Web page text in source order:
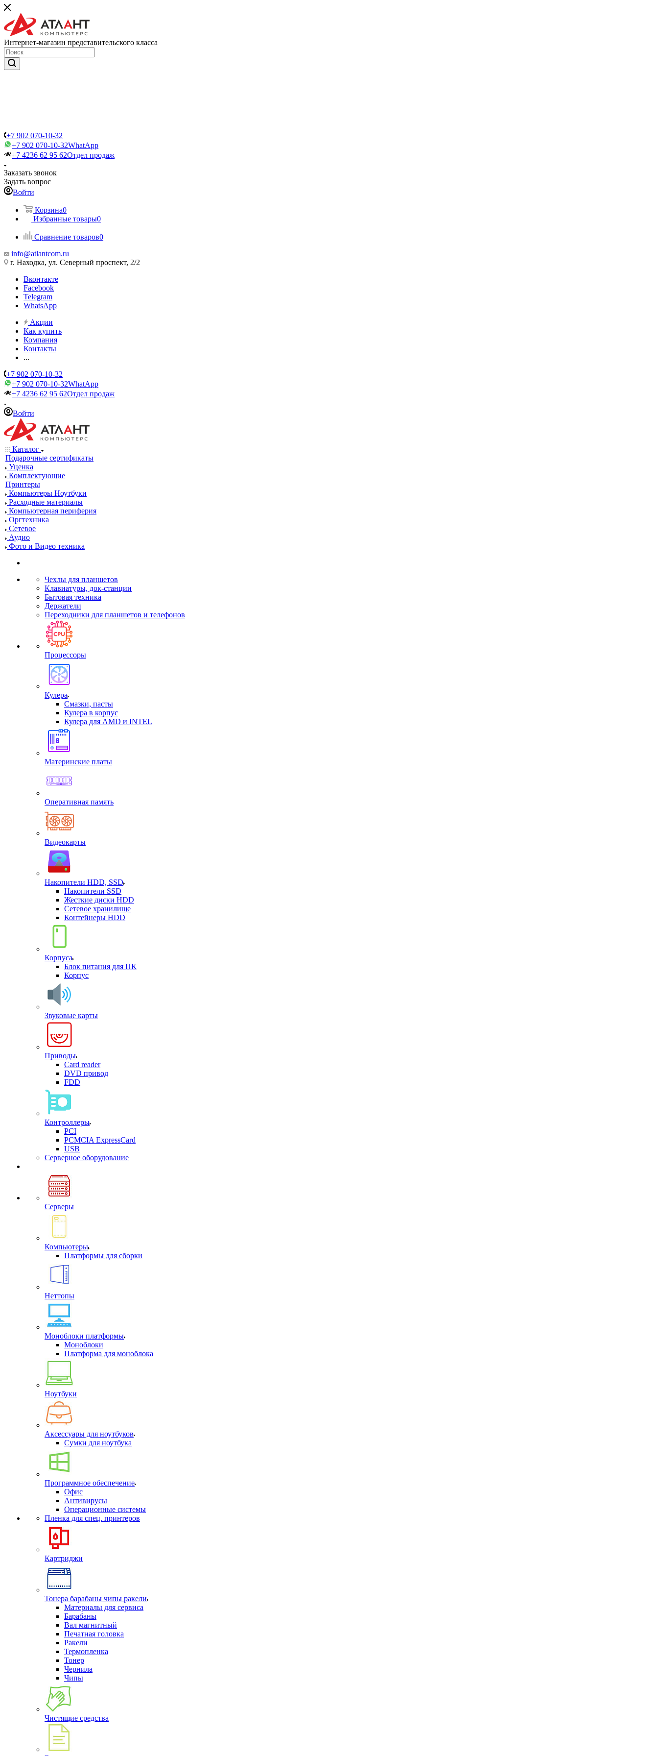
Интернет-магазин представительского класса
+7 902 070-10-32
+7 902 070-10-32WhatApp
+7 4236 62 95 62Отдел продаж
Заказать звонок
Задать вопрос
Войти
Корзина0
Избранные товары0
Сравнение товаров0
info@atlantcom.ru
г. Находка, ул. Северный проспект, 2/2
Вконтакте
Facebook
Telegram
WhatsApp
Акции
Как купить
Компания
Контакты
...
+7 902 070-10-32
+7 902 070-10-32WhatApp
+7 4236 62 95 62Отдел продаж
Войти
Каталог
Подарочные сертификаты
Уценка
Комплектующие
Принтеры
Компьютеры Ноутбуки
Расходные материалы
Компьютерная периферия
Оргтехника
Сетевое
Аудио
Фото и Видео техника
Чехлы для планшетов
Клавиатуры, док-станции
Бытовая техника
Держатели
Переходники для планшетов и телефонов
Процессоры
Кулера
Смазки, пасты
Кулера в корпус
Кулера для AMD и INTEL
Материнские платы
Оперативная память
Видеокарты
Накопители HDD, SSD
Накопители SSD
Жесткие диски HDD
Сетевое хранилище
Контейнеры HDD
Корпуса
Блок питания для ПК
Корпус
Звуковые карты
Приводы
Card reader
DVD привод
FDD
Контроллеры
PCI
PCMCIA ExpressCard
USB
Cерверное оборудование
Серверы
Компьютеры
Платформы для сборки
Неттопы
Моноблоки платформы
Моноблоки
Платформа для моноблока
Ноутбуки
Аксессуары для ноутбуков
Сумки для ноутбука
Программное обеспечение
Офис
Антивирусы
Операционные системы
Пленка для спец. принтеров
Картриджи
Тонера барабаны чипы ракели
Материалы для сервиса
Барабаны
Вал магнитный
Печатная головка
Ракели
Термопленка
Тонер
Чернила
Чипы
Чистящие средства